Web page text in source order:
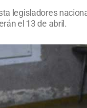
legisladores
el 13 de abril.